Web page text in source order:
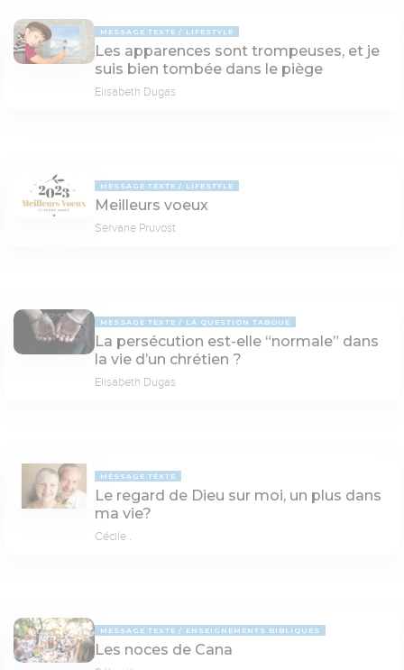
MESSAGE TEXTE LIFESTYLE
Les apparences sont trompeuses, et je
suis bien tombée dans le piège
Elisabeth Dugas
MESSAGE TEXTE LIFESTYLE
Meilleurs voeux
Servane Pruvost
MESSAGE TEXTE LA QUESTION TABOUE
La persécution est-elle “normale” dans
la vie d’un chrétien ?
Elisabeth Dugas
MESSAGE TEXTE
Le regard de Dieu sur moi, un plus dans
ma vie?
Cécile .
MESSAGE TEXTE ENSEIGNEMENTS BIBLIQUES
Les noces de Cana